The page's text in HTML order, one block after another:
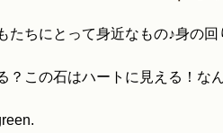
たちにとって身近なもの♪身の
？この石はハートに見える！な